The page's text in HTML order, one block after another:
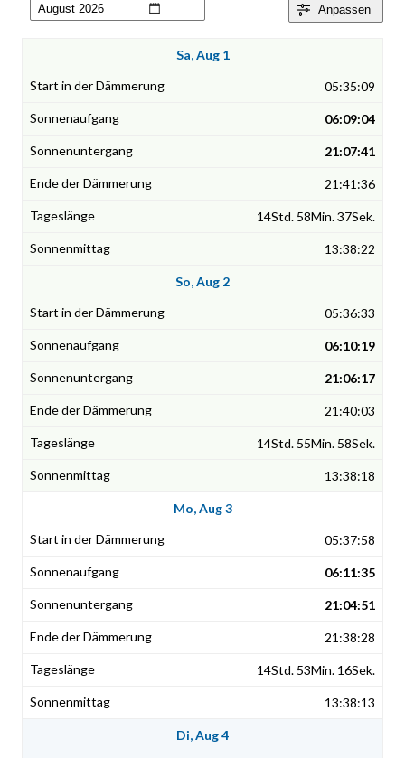
Anpassen
Sa, Aug 1
05:35:09
06:09:04
21:07:41
21:41:36
14Std. 58Min. 37Sek.
13:38:22
So, Aug 2
05:36:33
06:10:19
21:06:17
21:40:03
14Std. 55Min. 58Sek.
13:38:18
Mo, Aug 3
05:37:58
06:11:35
21:04:51
21:38:28
14Std. 53Min. 16Sek.
13:38:13
Di, Aug 4